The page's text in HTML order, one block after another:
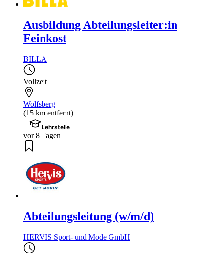
Ausbildung Abteilungsleiter:in
Feinkost
BILLA
Vollzeit
Wolfsberg
(15 km entfernt)
Lehrstelle
vor 8 Tagen
Abteilungsleitung (w/m/d)
HERVIS Sport- und Mode GmbH